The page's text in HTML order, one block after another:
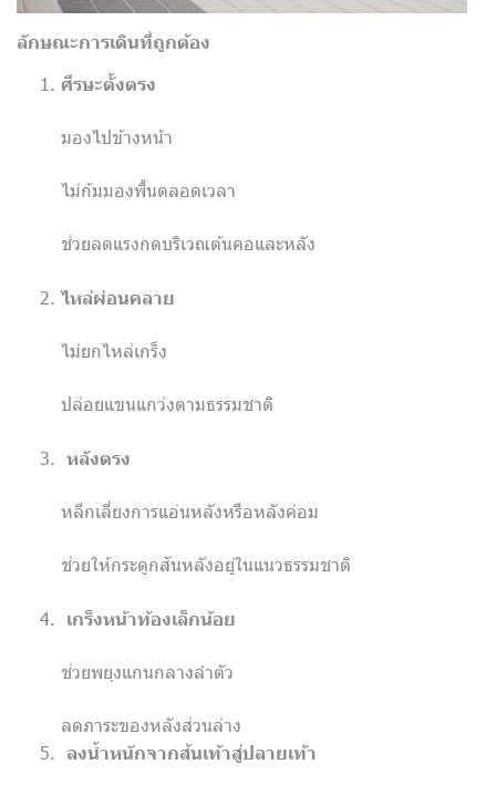
ลักษณะการเดินที่ถูกต้อง
ศีรษะตั้งตรง
มองไปข้างหน้า
ไม่ก้มมองพื้นตลอดเวลา
ช่วยลดแรงกดบริเวณต้นคอและหลัง
ไหล่ผ่อนคลาย
ไม่ยกไหล่เกร็ง
ปล่อยแขนแกว่งตามธรรมชาติ
หลังตรง
หลีกเลี่ยงการแอ่นหลังหรือหลังค่อม
ช่วยให้กระดูกสันหลังอยู่ในแนวธรรมชาติ
เกร็งหน้าท้องเล็กน้อย
ช่วยพยุงแกนกลางลำตัว
ลดภาระของหลังส่วนล่าง
ลงน้ำหนักจากส้นเท้าสู่ปลายเท้า